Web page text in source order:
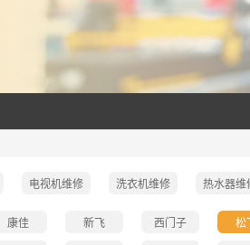
电视机维修 洗衣机维修 热水器维
康佳 新飞 西门子 松